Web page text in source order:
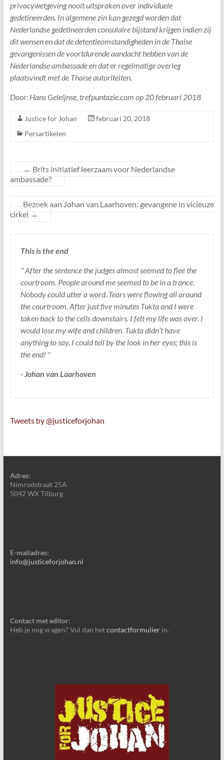
privacywetgeving nooit uitspraken over individuele
gedetineerden. In algemene zin kan gezegd worden dat
Nederlandse gedetineerden consulaire bijstand krijgen indien zij
dit wensen en dat de detentieomstandigheden in de Thaise
gevangenissen de voortdurende aandacht hebben van de
Nederlandse ambassade en dat er regelmatige overleg
plaatsvindt met de Thaise autoriteiten.
Door: Hans Geleijnse, trefpuntazie.com op 20 februari 2018
Justice for Johan
februari 20, 2018
Persartikelen
← Brits initiatief leerzaam voor Nederlandse
ambassade?
Bezoek aan Johan van Laarhoven: gevangene in vicieuze
cirkel →
This is the end
'' After the sentence the judges almost seemed to flee the
courtroom. People around me seemed to be in a trance.
Nobody could utter a word. Tears were flowing all around
the courtroom. After just five minutes Tukta and I were
taken back to the cells downstairs. I felt my life was over. I
would lose my wife and children. Tukta didn’t have
anything to say. I could tell by the look in her eyes; this is
the end! ''
- Johan van Laarhoven
Tweets by @justiceforjohan
Adres:
Nimrodstraat 25A
5042 WX Tilburg
E-mailadres:
info@justiceforjohan.nl
Contact met editor:
Heb je nog vragen? Vul dan hetcontactformulierin.